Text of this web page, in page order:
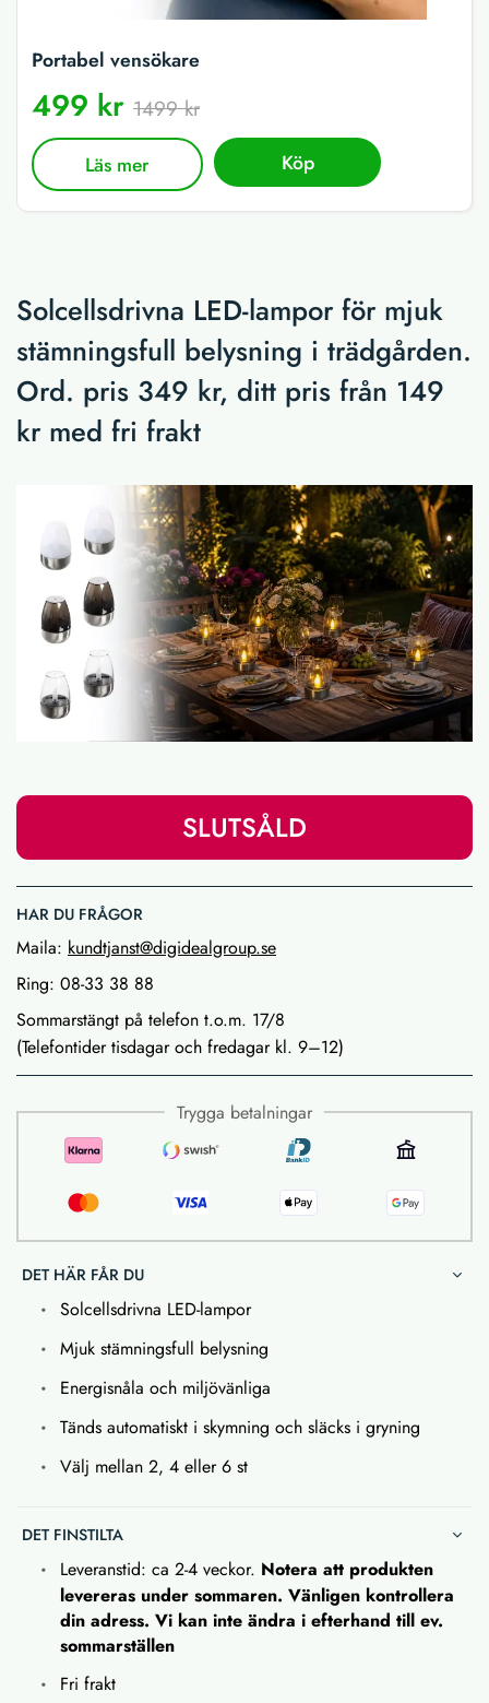
Portabel vensökare
499 kr 1499 kr
Läs mer Köp
Solcellsdrivna LED-lampor för mjuk
stämningsfull belysning i trädgården.
Ord. pris 349 kr, ditt pris från 149
kr med fri frakt
SLUTSÅLD
HAR DU FRÅGOR
Maila: kundtjanst@digidealgroup.se
Ring: 08-33 38 88
Sommarstängt på telefon t.o.m. 17/8
(Telefontider tisdagar och fredagar kl. 9–12)
Trygga betalningar
DET HÄR FÅR DU
Solcellsdrivna LED-lampor
Mjuk stämningsfull belysning
Energisnåla och miljövänliga
Tänds automatiskt i skymning och släcks i gryning
Välj mellan 2, 4 eller 6 st
DET FINSTILTA
Leveranstid: ca 2-4 veckor. Notera att produkten
levereras under sommaren. Vänligen kontrollera
din adress. Vi kan inte ändra i efterhand till ev.
sommarställen
Fri frakt